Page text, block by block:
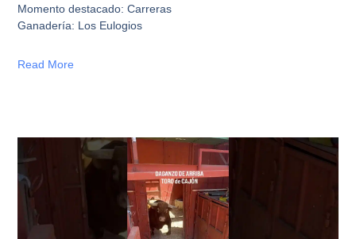
Momento destacado: Carreras
Ganadería: Los Eulogios
Read More